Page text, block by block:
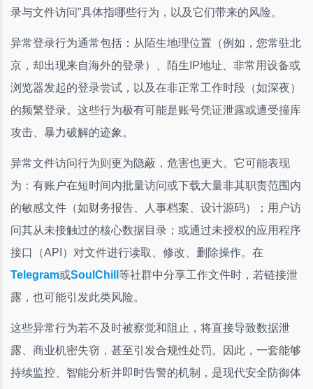
录与文件访问”具体指哪些行为，以及它们带来的风险。
异常登录行为通常包括：从陌生地理位置（例如，您常驻北
京，却出现来自海外的登录）、陌生IP地址、非常用设备或
浏览器发起的登录尝试，以及在非正常工作时段（如深夜）
的频繁登录。这些行为极有可能是账号凭证泄露或遭受撞库
攻击、暴力破解的迹象。
异常文件访问行为则更为隐蔽，危害也更大。它可能表现
为：有账户在短时间内批量访问或下载大量非其职责范围内
的敏感文件（如财务报告、人事档案、设计源码）；用户访
问其从未接触过的核心数据目录；或通过未授权的应用程序
接口（API）对文件进行读取、修改、删除操作。在
Telegram或SoulChill 等社群中分享工作文件时，若链接泄
露，也可能引发此类风险。
这些异常行为若不及时被察觉和阻止，将直接导致数据泄
露、商业机密失窃，甚至引发合规性处罚。因此，一套能够
持续监控、智能分析并即时告警的机制，是现代安全防御体